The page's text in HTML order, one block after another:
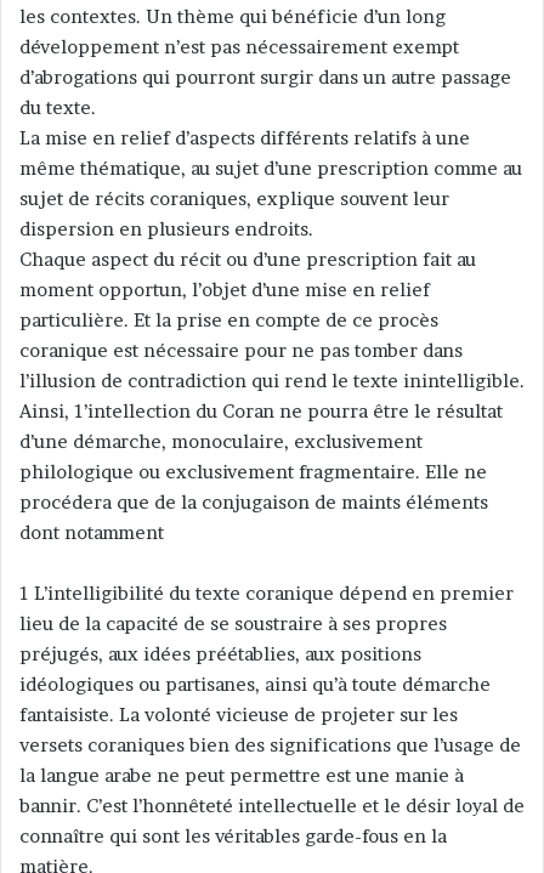
les contextes. Un thème qui bénéficie d’un long
développement n’est pas nécessairement exempt
d’abrogations qui pourront surgir dans un autre passage
du texte.
La mise en relief d’aspects différents relatifs à une
même thématique, au sujet d’une prescription comme au
sujet de récits coraniques, explique souvent leur
dispersion en plusieurs endroits.
Chaque aspect du récit ou d’une prescription fait au
moment opportun, l’objet d’une mise en relief
particulière. Et la prise en compte de ce procès
coranique est nécessaire pour ne pas tomber dans
l’illusion de contradiction qui rend le texte inintelligible.
Ainsi, 1’intellection du Coran ne pourra être le résultat
d’une démarche, monoculaire, exclusivement
philologique ou exclusivement fragmentaire. Elle ne
procédera que de la conjugaison de maints éléments
dont notamment
1 L’intelligibilité du texte coranique dépend en premier
lieu de la capacité de se soustraire à ses propres
préjugés, aux idées préétablies, aux positions
idéologiques ou partisanes, ainsi qu’à toute démarche
fantaisiste. La volonté vicieuse de projeter sur les
versets coraniques bien des significations que l’usage de
la langue arabe ne peut permettre est une manie à
bannir. C’est l’honnêteté intellectuelle et le désir loyal de
connaître qui sont les véritables garde-fous en la
matière.